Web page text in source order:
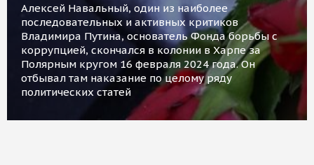
Алексей Навальный, один из наиболее
последовательных и активных критиков
Владимира Путина, основатель Фонда борьбы с
коррупцией, скончался в колонии в Харпе за
Полярным кругом 16 февраля 2024 года. Он
отбывал там наказание по целому ряду
политических статей